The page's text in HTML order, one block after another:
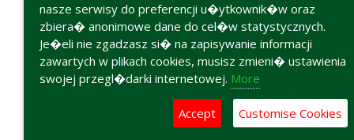
nasze serwisy do preferencji u�ytkownik�w oraz
zbiera� anonimowe dane do cel�w statystycznych.
Je�eli nie zgadzasz si� na zapisywanie informacji
zawartych w plikach cookies, musisz zmieni� ustawienia
swojej przegl�darki internetowej. More
Accept Customise Cookies